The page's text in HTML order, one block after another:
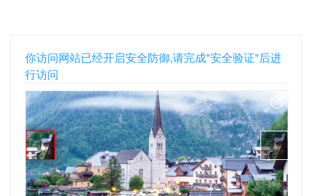
你访问网站已经开启安全防御,请完成"安全验证"后进
行访问